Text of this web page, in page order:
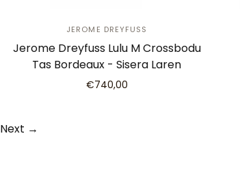
JEROME DREYFUSS
Jerome Dreyfuss Lulu M Crossbodu
Tas Bordeaux - Sisera Laren
€740,00
Next →